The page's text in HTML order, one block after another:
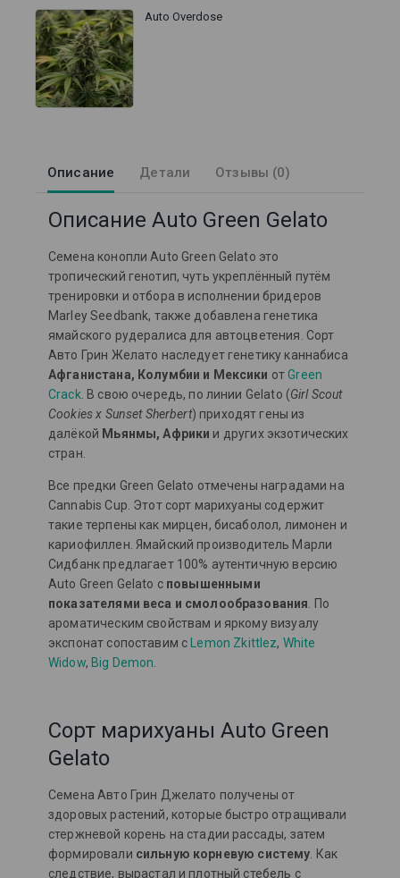
Auto Overdose
Описание Детали Отзывы (0)
Описание Auto Green Gelato
Семена конопли Auto Green Gelato это
тропический генотип, чуть укреплённый путём
тренировки и отбора в исполнении бридеров
Marley Seedbank, также добавлена генетика
ямайского рудералиса для автоцветения. Сорт
Авто Грин Желато наследует генетику каннабиса
Афганистана, Колумбии и Мексики отGreen
Crack. В свою очередь, по линии Gelato (Girl Scout
Cookies x Sunset Sherbert) приходят гены из
далёкой Мьянмы, Африки и других экзотических
стран.
Все предки Green Gelato отмечены наградами на
Cannabis Cup. Этот сорт марихуаны содержит
такие терпены как мирцен, бисаболол, лимонен и
кариофиллен. Ямайский производитель Марли
Сидбанк предлагает 100% аутентичную версию
Auto Green Gelato с повышенными
показателями веса и смолообразования . По
ароматическим свойствам и яркому визуалу
экспонат сопоставим с
Lemon Zkittlez, White
Widow, Big Demon
Сорт марихуаны Auto Green
Gelato
Семена Авто Грин Джелато получены от
здоровых растений, которые быстро отращивали
стержневой корень на стадии рассады, затем
формировали сильную корневую систему . Как
следствие, вырастал и плотный стебель с